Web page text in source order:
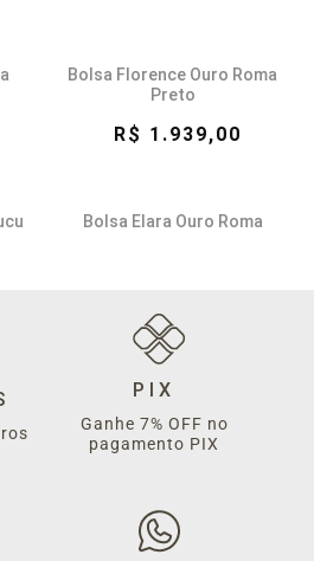
Bolsa Florence Ouro Roma
Preto
R$ 1.939,00
Bolsa Elara Ouro Roma
Bolsa Mini Atina Ônix
Pirarucu Indigo
R$ 3.398,00
Bolsa Ameli Ouro Pirarucu
Latte
PIX
Ganhe 7% OFF no
pagamento PIX